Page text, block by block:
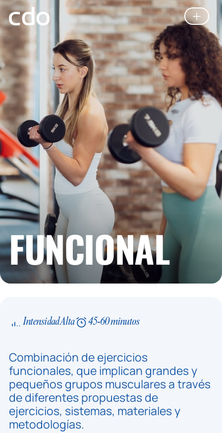
FUNCIONAL
Intensidad Alta 45-60 minutos
Combinación de ejercicios
funcionales, que implican grandes y
pequeños grupos musculares a través
de diferentes propuestas de
ejercicios, sistemas, materiales y
metodologías.